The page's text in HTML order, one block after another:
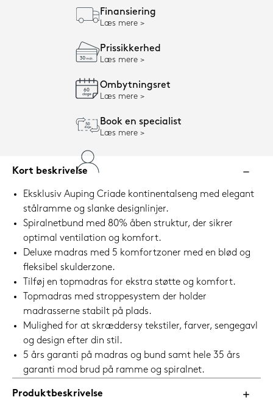
Finansiering
Læs mere
Prissikkerhed
Læs mere
Ombytningsret
Læs mere
Book en specialist
Læs mere
Kort beskrivelse
Eksklusiv Auping Criade kontinentalseng med elegant
stålramme og slanke designlinjer.
Spiralnetbund med 80% åben struktur, der sikrer
optimal ventilation og komfort.
Deluxe madras med 5 komfortzoner med en blød og
fleksibel skulderzone.
Tilføj en topmadras for ekstra støtte og komfort.
Topmadras med stroppesystem der holder
madrasserne stabilt på plads.
Mulighed for at skræddersy tekstiler, farver, sengegavl
og design efter din stil.
5 års garanti på madras og bund samt hele 35 års
garanti mod brud på ramme og spiralnet.
Produktbeskrivelse